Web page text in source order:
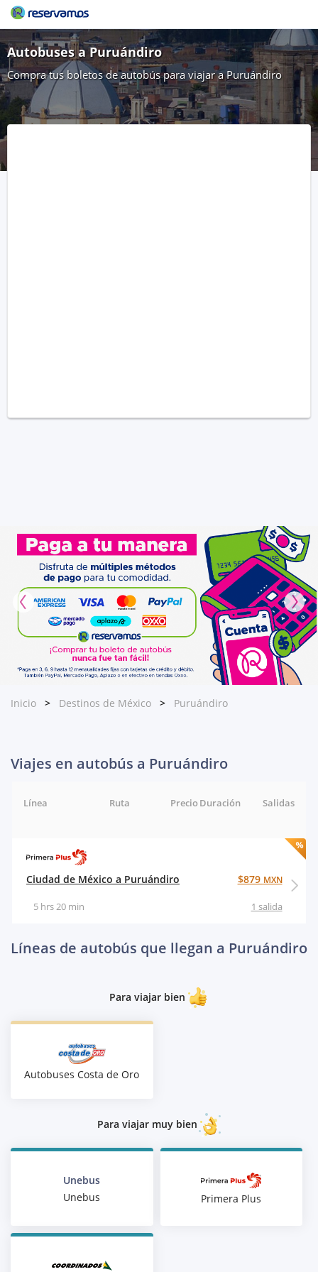
Autobuses a Puruándiro
Compra tus boletos de autobús para viajar a Puruándiro
Inicio Destinos de México Puruándiro
Viajes en autobús a Puruándiro
Línea Ruta Salidas
Duración
Precio
Ciudad de México a Puruándiro
1 salida
5 hrs 20 min
$879 MXN
Líneas de autobús que llegan a Puruándiro
Para viajar bien
Autobuses Costa de Oro
Para viajar muy bien
Unebus
Unebus
Primera Plus